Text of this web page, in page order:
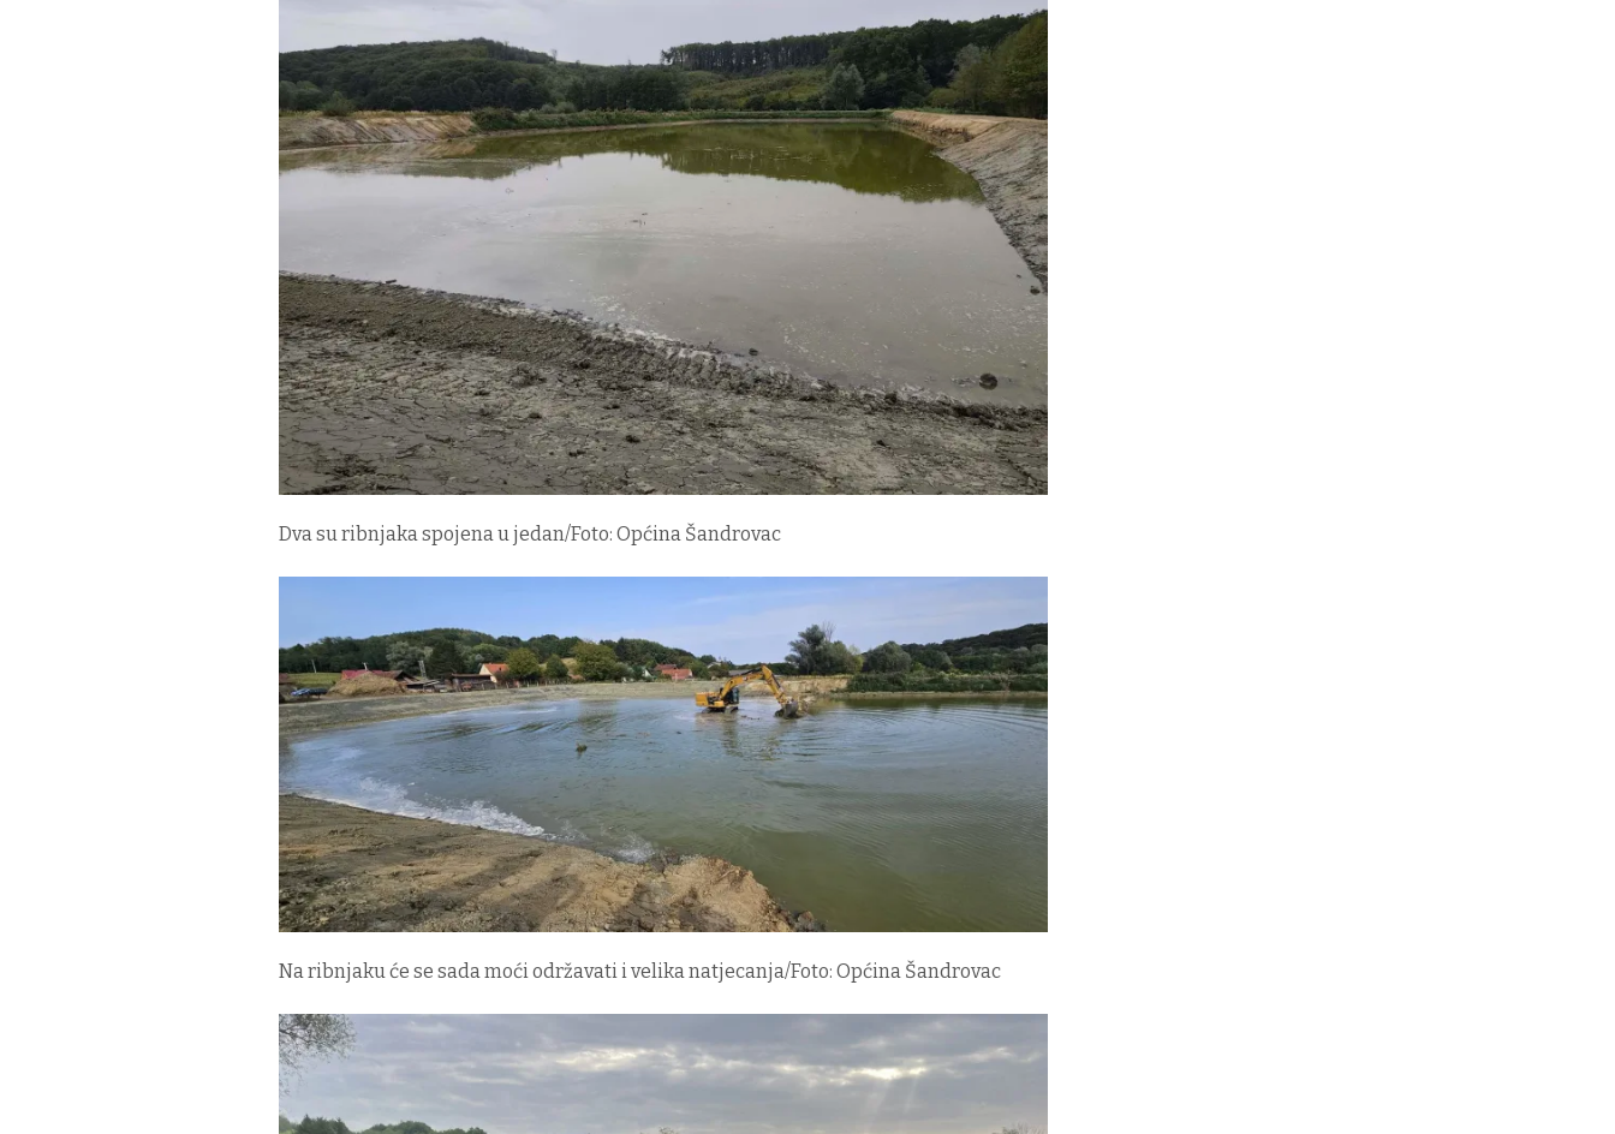
Dva su ribnjaka spojena u jedan/Foto: Općina Šandrovac
Na ribnjaku će se sada moći održavati i velika natjecanja/Foto: Općina Šandrovac